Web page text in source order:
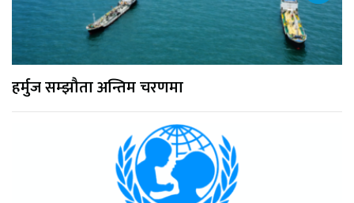
हर्मुज सम्झौता अन्तिम चरणमा